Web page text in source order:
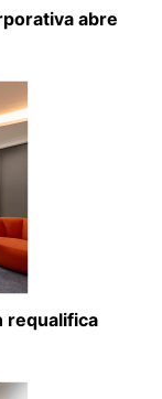
abre
requalifica